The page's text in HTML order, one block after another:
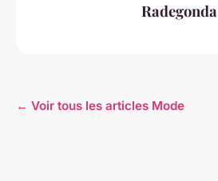
Radegonda
← Voir tous les articles Mode